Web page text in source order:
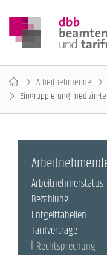
Arbeitnehmende
Eingruppierung medizin-
Arbeitnehmerstatus
Bezahlung
Entgelttabellen
Tarifverträge
Rechtsprechung